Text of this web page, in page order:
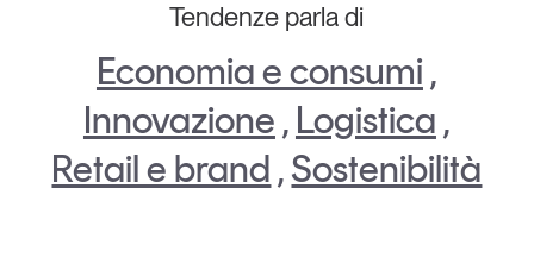
Tendenze parla di
Economia e consumi ,
Innovazione , Logistica ,
Retail e brand ,Sostenibilità